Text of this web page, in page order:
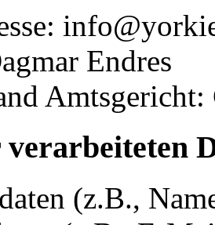
Endres
Amtsgericht:
(z.B.,